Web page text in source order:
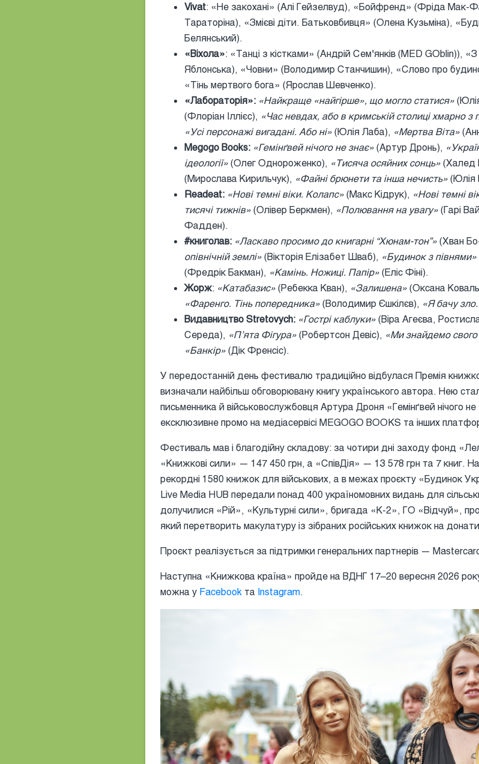
Vivat: «Не закохані» (Алі Гейзелвуд), «Бойфренд» (Фріда Мак-
Тараторіна), «Змієві діти. Батьковбивця» (Олена Кузьміна),
Белянський).
«Віхола»: «Танці з кістками» (Андрій Сем'янків (MED GOblin)),
Яблонська), «Човни» (Володимир Станчишин), «Слово про
«Тінь мертвого бога» (Ярослав Шевченко).
«Лабораторія»: «Найкраще «найгірше», що могло статися»
(Флоріан Іллієс), «Час невдах, або в кримській столиці хмарно з
«Усі персонажі вигадані. Або ні» (Юлія Лаба), «Мертва Віта»
Megogo Books: «Гемінґвей нічого не знає» (Артур Дронь),
ідеології» (Олег Однороженко), «Тисяча осяйних сонць» (Халед
(Мирослава Кирильчук), «Файні брюнети та інша нечисть» (Юлія
Readeat: «Нові темні віки. Колапс» (Макс Кідрук), «Нові темні
тисячі тижнів» (Олівер Беркмен), «Полювання на увагу» (Гарі
Фадден).
#книголав: «Ласкаво просимо до книгарні “Хюнам-тон”» (Хван
опівнічній землі» (Вікторія Елізабет Шваб), «Будинок з півнями»
(Фредрік Бакман), «Камінь. Ножиці. Папір» (Еліс Фіні).
Жорж: «Катабазис» (Ребекка Кван), «Залишена» (Оксана
«Фаренго. Тінь попередника» (Володимир Єшкілєв), «Я бачу
Видавництво Stretovych: «Гострі каблуки» (Віра Агеєва,
Середа), «Пʼята Фігура» (Робертсон Девіс), «Ми знайдемо
«Банкір» (Дік Френсіс).
У передостанній день фестивалю традиційно відбулася Премія
визначали найбільш обговорювану книгу українського автора. Нею
письменника й військовослужбовця Артура Дроня «Гемінґвей нічого
ексклюзивне промо на медіасервісі MEGOGO BOOKS та інших
Фестиваль мав і благодійну складову: за чотири дні заходу фонд
«Книжкові сили» — 147 450 грн, а «СпівДія» — 13 578 грн та 7 книг.
рекордні 1580 книжок для військових, а в межах проєкту «Будинок
Live Media HUB передали понад 400 україномовних видань для
долучилися «Рій», «Культурні сили», бригада «К-2», ГО «Відчуй»,
який перетворить макулатуру із зібраних російських книжок на
Проєкт реалізується за підтримки генеральних партнерів —
Наступна «Книжкова країна» пройде на ВДНГ 17–20 вересня 2026
можна у Facebook та Instagram.